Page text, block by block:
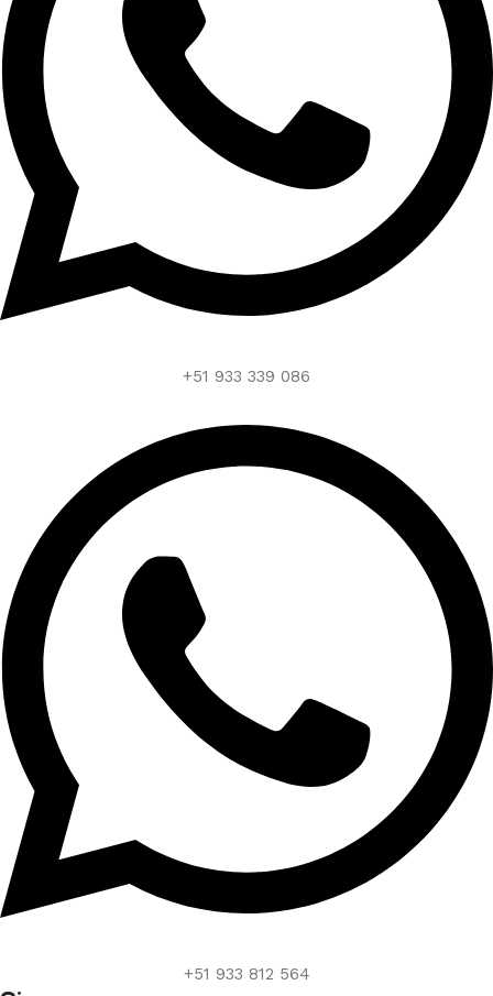
+51 933 339 086
+51 933 812 564